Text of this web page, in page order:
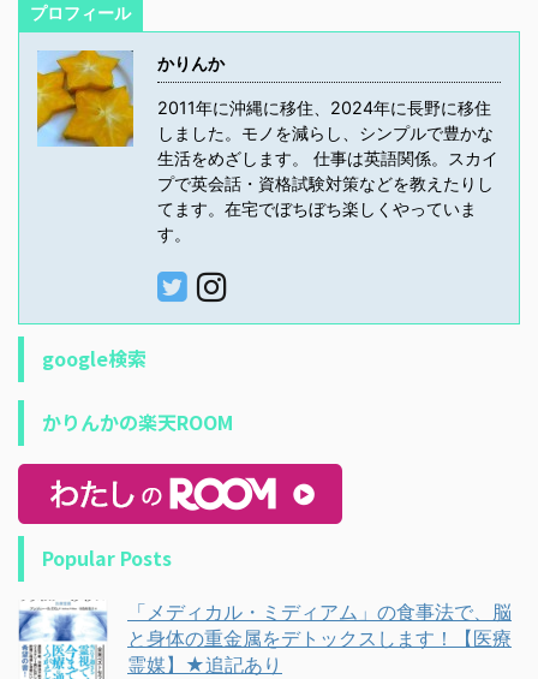
プロフィール
かりんか
2011年に沖縄に移住、2024年に長野に移住
しました。モノを減らし、シンプルで豊かな
生活をめざします。 仕事は英語関係。スカイ
プで英会話・資格試験対策などを教えたりし
てます。在宅でぼちぼち楽しくやっていま
す。
google検索
かりんかの楽天ROOM
Popular Posts
「メディカル・ミディアム」の食事法で、脳
と身体の重金属をデトックスします！【医療
霊媒】★追記あり